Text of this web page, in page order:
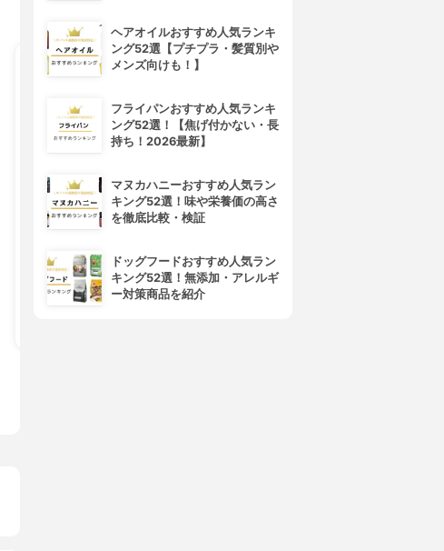
4位
チ)
スレンダートーン フィット
FITS-WS1
ラヴィ EMS パノラマ 3B-
ヘアオイルおすすめ人気ランキ
ング52選【プチプラ・髪質別や
メンズ向けも！】
フライパンおすすめ人気ランキ
ング52選！【焦げ付かない・長
持ち！2026最新】
マヌカハニーおすすめ人気ラン
キング52選！味や栄養価の高さ
を徹底比較・検証
ドッグフードおすすめ人気ラン
キング52選！無添加・アレルギ
ー対策商品を紹介